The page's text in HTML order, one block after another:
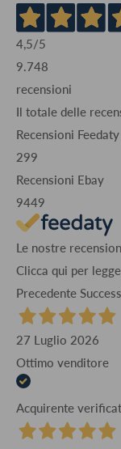
4,5/5
9.748
recensioni
Il totale delle
Recensioni Feedaty
299
Recensioni Ebay
9449
Le nostre
Clicca qui per
Precedente
27 Luglio 2026
Ottimo venditore
Acquirente